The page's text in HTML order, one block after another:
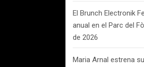
El Brunch Electronik
anual en el Parc del
de 2026
Maria Arnal estrena